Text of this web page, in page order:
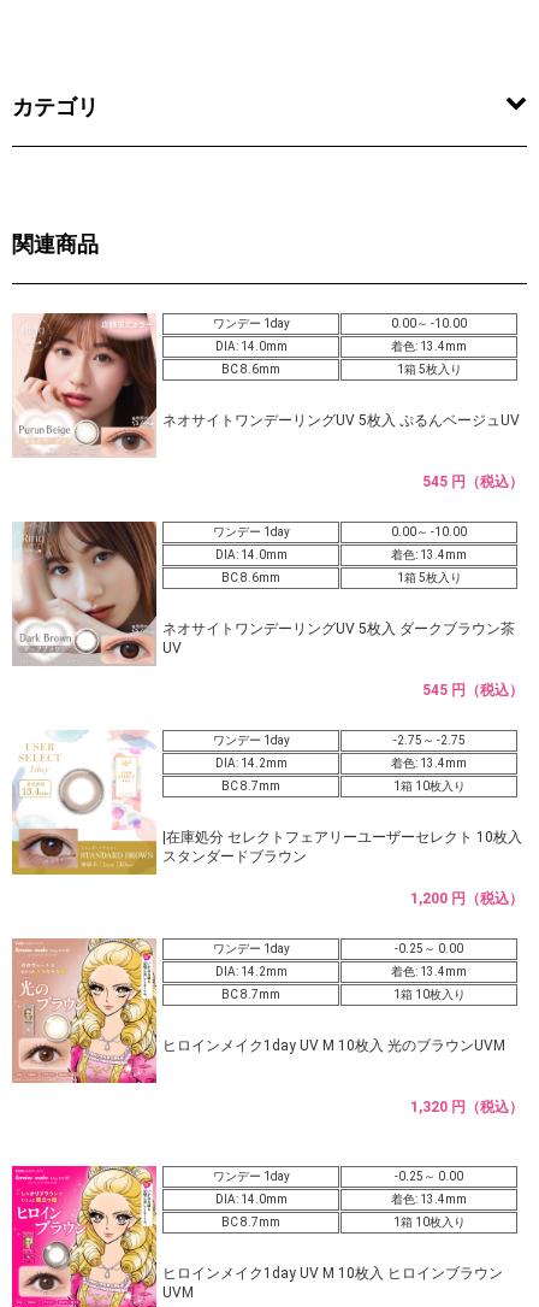
カテゴリ
関連商品
ワンデー 1day
0.00～ -10.00
DIA: 14.0mm
着色: 13.4mm
BC 8.6mm
1箱 5枚入り
ネオサイトワンデーリングUV 5枚入 ぷるんベージュUV
545 円（税込）
ワンデー 1day
0.00～ -10.00
DIA: 14.0mm
着色: 13.4mm
BC 8.6mm
1箱 5枚入り
ネオサイトワンデーリングUV 5枚入 ダークブラウン茶
UV
545 円（税込）
ワンデー 1day
-2.75～ -2.75
DIA: 14.2mm
着色: 13.4mm
BC 8.7mm
1箱 10枚入り
|在庫処分 セレクトフェアリーユーザーセレクト 10枚入
スタンダードブラウン
1,200 円（税込）
ワンデー 1day
-0.25～ 0.00
DIA: 14.2mm
着色: 13.4mm
BC 8.7mm
1箱 10枚入り
ヒロインメイク1day UV M 10枚入 光のブラウンUVM
1,320 円（税込）
ワンデー 1day
-0.25～ 0.00
DIA: 14.0mm
着色: 13.4mm
BC 8.7mm
1箱 10枚入り
ヒロインメイク1day UV M 10枚入 ヒロインブラウン
UVM